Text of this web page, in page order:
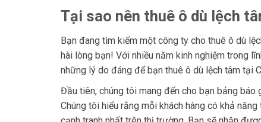
Tại sao nên thuê ô dù lệch
Bạn đang tìm kiếm một công ty cho thuê ô dù
hài lòng bạn! Với nhiều năm kinh nghiệm trong
những lý do đáng để bạn thuê ô dù lệch tâm tại
Đầu tiên, chúng tôi mang đến cho bạn bảng báo
Chúng tôi hiểu rằng mỗi khách hàng có khả